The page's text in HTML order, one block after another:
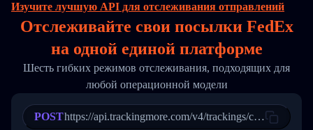
16
17
19
21
24
        "itemTimeLength": 2,
        "weblink": "",
        "trackinfo": [
          {
            "Date": "2017-03-08 04: 22: 00",
"StatusDescription": "Departed
          },
          {
Изучите лучшую API для отслеживания отправлений
Отслеживайте свои посылки FedEx
на однойединой платформе
Шесть гибких режимов отслеживания, подходящих для
любой операционной модели
POSThttps://api.trackingmore.com/v4/trackings/create